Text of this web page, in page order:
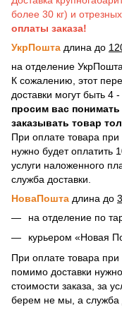
более 30 кг) и
оплаты заказа!
УкрПошта длина до
на отделение
К сожалению, этот
доставки могут быть 4
просим вас
заказывать товар
При оплате товара
нужно будет оплатить
услуги наложенного
служба доставки.
НоваПошта длина до
на отделение по
курьером «Новая
При оплате товара
помимо доставки
стоимости заказа, за
берем не мы, а служба